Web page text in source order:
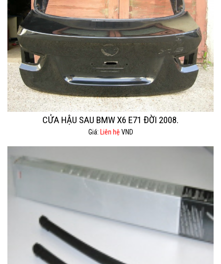
CỬA HẬU SAU BMW X6 E71 ĐỜI 2008.
Giá: Liên hệ VND